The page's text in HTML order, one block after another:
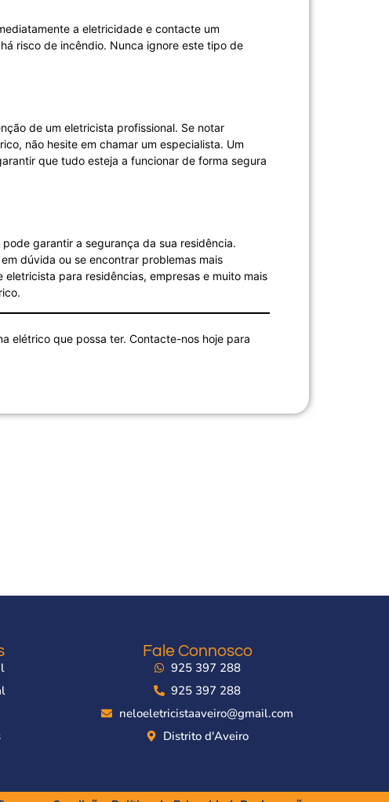
a eletricidade e contacte um
risco de incêndio. Nunca ignore este tipo de
de um eletricista profissional. Se notar
não hesite em chamar um especialista. Um
que tudo esteja a funcionar de forma segura
garantir a segurança da sua residência.
dúvida ou se encontrar problemas mais
para residências, empresas e muito mais
elétrico que possa ter. Contacte-nos hoje para
Fale Connosco
925 397 288
925 397 288
neloeletricistaaveiro@gmail.com
Distrito d'Aveiro